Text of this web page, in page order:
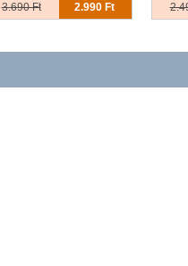
2.990 Ft
3.690 Ft